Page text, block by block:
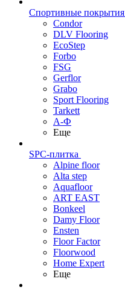
Спортивные покрытия
Condor
DLV Flooring
EcoStep
Forbo
FSG
Gerflor
Grabo
Sport Flooring
Tarkett
А-Ф
Еще
SPC-плитка
Alpine floor
Alta step
Aquafloor
ART EAST
Bonkeel
Damy Floor
Ensten
Floor Factor
Floorwood
Home Expert
Еще